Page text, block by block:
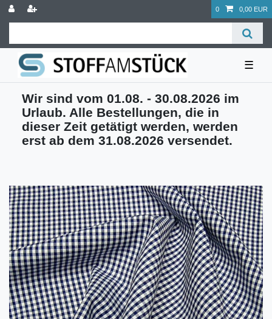
0 0,00 EUR
☰
Wir sind vom 01.08. - 30.08.2026 im
Urlaub. Alle Bestellungen, die in
dieser Zeit getätigt werden, werden
erst ab dem 31.08.2026 versendet.